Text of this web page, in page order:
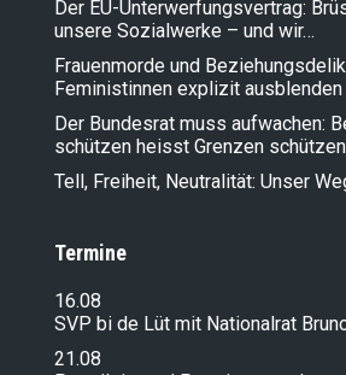
Der EU-Unterwerfungsvertrag:
unsere Sozialwerke – und wir…
Frauenmorde und
Feministinnen explizit ausblenden
Der Bundesrat muss aufwachen:
schützen heisst Grenzen
Tell, Freiheit, Neutralität: Unser
Termine
16.08
SVP bi de Lüt mit Nationalrat
21.08